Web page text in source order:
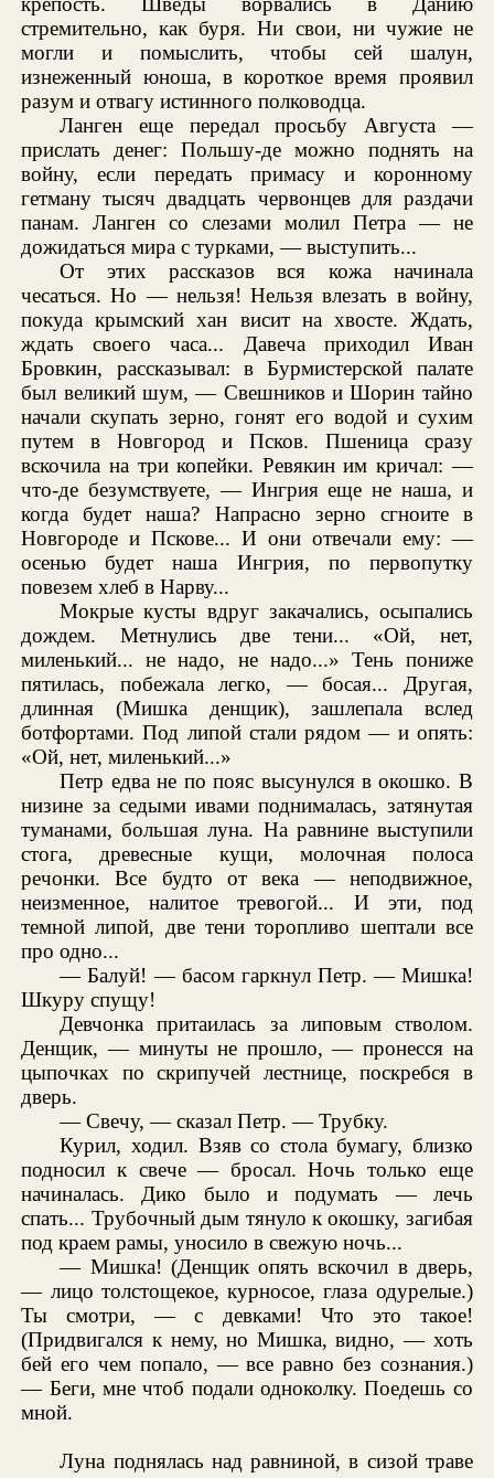
стремительно, как буря. Ни свои, ни чужие не
могли и помыслить, чтобы сей шалун,
изнеженный юноша, в короткое время проявил
разум и отвагу истинного полководца.
Ланген еще передал просьбу Августа —
прислать денег: Польшу-де можно поднять на
войну, если передать примасу и коронному
гетману тысяч двадцать червонцев для раздачи
панам. Ланген со слезами молил Петра — не
дожидаться мира с турками, — выступить...
От этих рассказов вся кожа начинала
чесаться. Но — нельзя! Нельзя влезать в войну,
покуда крымский хан висит на хвосте. Ждать,
ждать своего часа... Давеча приходил Иван
Бровкин, рассказывал: в Бурмистерской палате
был великий шум, — Свешников и Шорин тайно
начали скупать зерно, гонят его водой и сухим
путем в Новгород и Псков. Пшеница сразу
вскочила на три копейки. Ревякин им кричал: —
что-де безумствуете, — Ингрия еще не наша, и
когда будет наша? Напрасно зерно сгноите в
Новгороде и Пскове... И они отвечали ему: —
осенью будет наша Ингрия, по первопутку
повезем хлеб в Нарву...
Мокрые кусты вдруг закачались, осыпались
дождем. Метнулись две тени... «Ой, нет,
миленький... не надо, не надо...» Тень пониже
пятилась, побежала легко, — босая... Другая,
длинная (Мишка денщик), зашлепала вслед
ботфортами. Под липой стали рядом — и опять:
«Ой, нет, миленький...»
Петр едва не по пояс высунулся в окошко. В
низине за седыми ивами поднималась, затянутая
туманами, большая луна. На равнине выступили
стога, древесные кущи, молочная полоса
речонки. Все будто от века — неподвижное,
неизменное, налитое тревогой... И эти, под
темной липой, две тени торопливо шептали все
про одно...
— Балуй! — басом гаркнул Петр. — Мишка!
Шкуру спущу!
Девчонка притаилась за липовым стволом.
Денщик, — минуты не прошло, — пронесся на
цыпочках по скрипучей лестнице, поскребся в
дверь.
— Свечу, — сказал Петр. — Трубку.
Курил, ходил. Взяв со стола бумагу, близко
подносил к свече — бросал. Ночь только еще
начиналась. Дико было и подумать — лечь
спать... Трубочный дым тянуло к окошку, загибая
под краем рамы, уносило в свежую ночь...
— Мишка! (Денщик опять вскочил в дверь,
— лицо толстощекое, курносое, глаза одурелые.)
Ты смотри, — с девками! Что это такое!
(Придвигался к нему, но Мишка, видно, — хоть
бей его чем попало, — все равно без сознания.)
— Беги, мне чтоб подали одноколку. Поедешь со
мной.
Луна поднялась над равниной, в сизой траве